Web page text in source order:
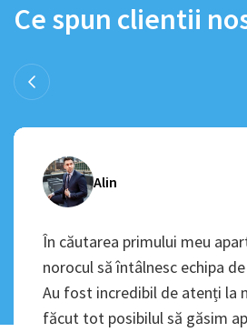
Ce spun clientii
Alin
În căutarea primului meu
norocul să întâlnesc echipa
Au fost incredibil de atenți la
făcut tot posibilul să găsim